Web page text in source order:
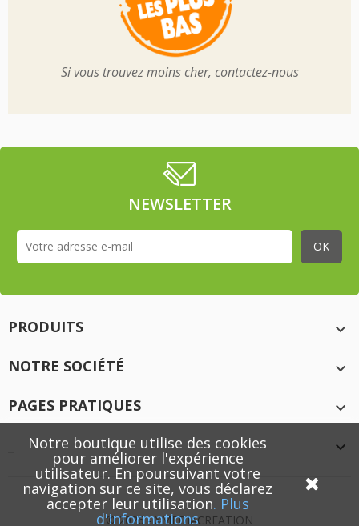
Si vous trouvez moins cher, contactez-nous
NEWSLETTER
PRODUITS

NOTRE SOCIÉTÉ

PAGES PRATIQUES


Notre boutique utilise des cookies
pour améliorer l'expérience
utilisateur. En poursuivant votre
navigation sur ce site, vous déclarez
accepter leur utilisation. Plus
d'informations
© 2026 - XMEDIACREATION